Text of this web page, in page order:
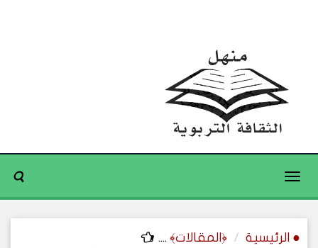
Toggle
● الرئيسية ﴿المقالات﴾ ....